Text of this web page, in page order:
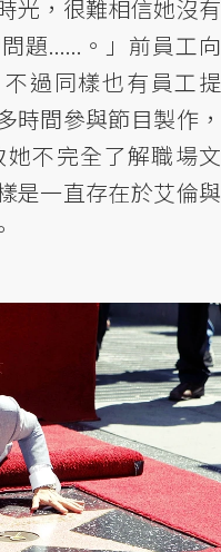
光，很難相信她沒有
題......。」前員工向
不過同樣也有員工提
時間參與節目製作，
不完全了解職場文
是一直存在於艾倫與